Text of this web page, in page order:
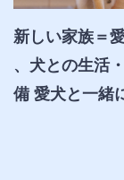
新しい家族＝
、犬との生活
備 愛犬と一緒